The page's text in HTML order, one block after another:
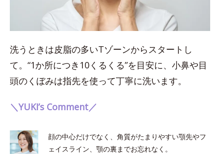
洗うときは皮脂の多いTゾーンからスタートし
て。“1か所につき10くるくる”を目安に、小鼻や目
頭のくぼみは指先を使って丁寧に洗います。
＼YUKI’s Comment／
顔の中心だけでなく、角質がたまりやすい顎先やフ
ェイスライン、顎の裏までお忘れなく。